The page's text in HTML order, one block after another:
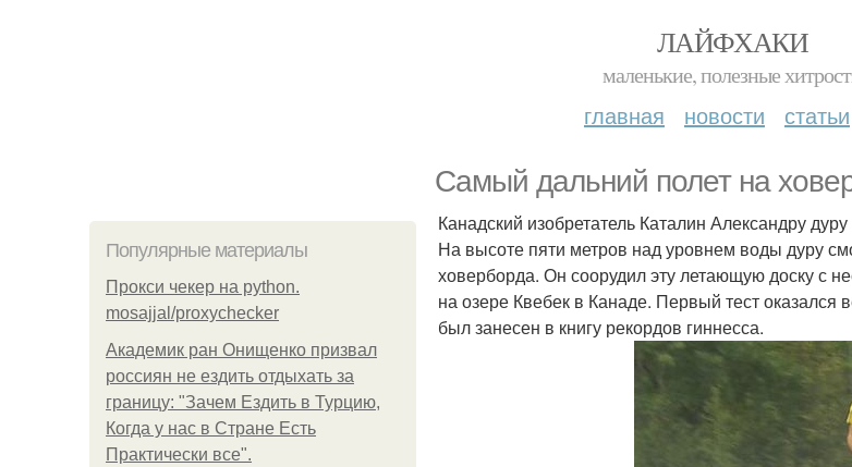
ЛАЙФХАКИ
маленькие, полезные
главная новости статьи
Самый дальний полет на
Популярные материалы
Прокси чекер на python.
mosajjal/proxychecker
Академик ран Онищенко призвал
россиян не ездить отдыхать за
границу: "Зачем Ездить в Турцию,
Когда у нас в Стране Есть
Практически все".
Канадский изобретатель Каталин Александру
На высоте пяти метров над уровнем воды дуру
ховерборда. Он соорудил эту летающую доску с
на озере Квебек в Канаде. Первый тест
был занесен в книгу рекордов гиннесса.